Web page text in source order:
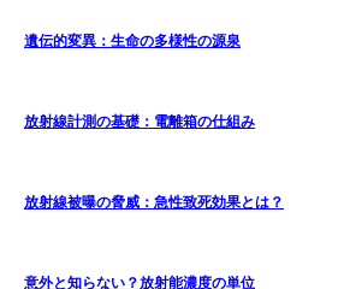
遺伝的変異：生命の多様性の源泉
放射線計測の基礎：電離箱の仕組み
放射線被曝の脅威：急性致死効果とは？
意外と知らない？放射能濃度の単位